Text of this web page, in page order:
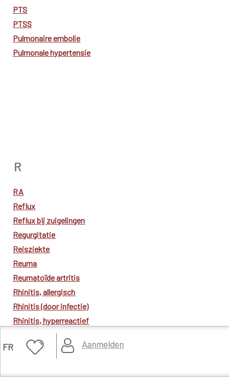
FR Aanmelden
PTS
PTSS
Pulmonaire embolie
Pulmonale hypertensie
R
RA
Reflux
Reflux bij zuigelingen
Regurgitatie
Reisziekte
Reuma
Reumatoïde artritis
Rhinitis, allergisch
Rhinitis (door infectie)
Rhinitis, hyperreactief
Rodehond
Roodvonk